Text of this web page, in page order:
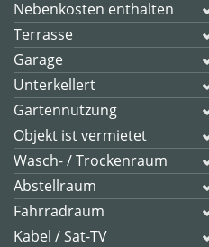
Nebenkosten enthalten
Terrasse
Garage
Unterkellert
Gartennutzung
Objekt ist vermietet
Wasch- / Trockenraum
Abstellraum
Fahrradraum
Kabel / Sat-TV